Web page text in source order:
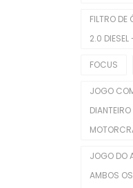
Corpo
Coxins
Filtros
Filtros
FILTRO DE
2.0 DIESEL
FOCUS
JOGO
JOGO DO
AMBOS